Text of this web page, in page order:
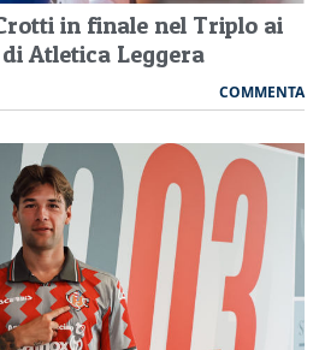
in finale nel Triplo ai
Atletica Leggera
COMMENTA